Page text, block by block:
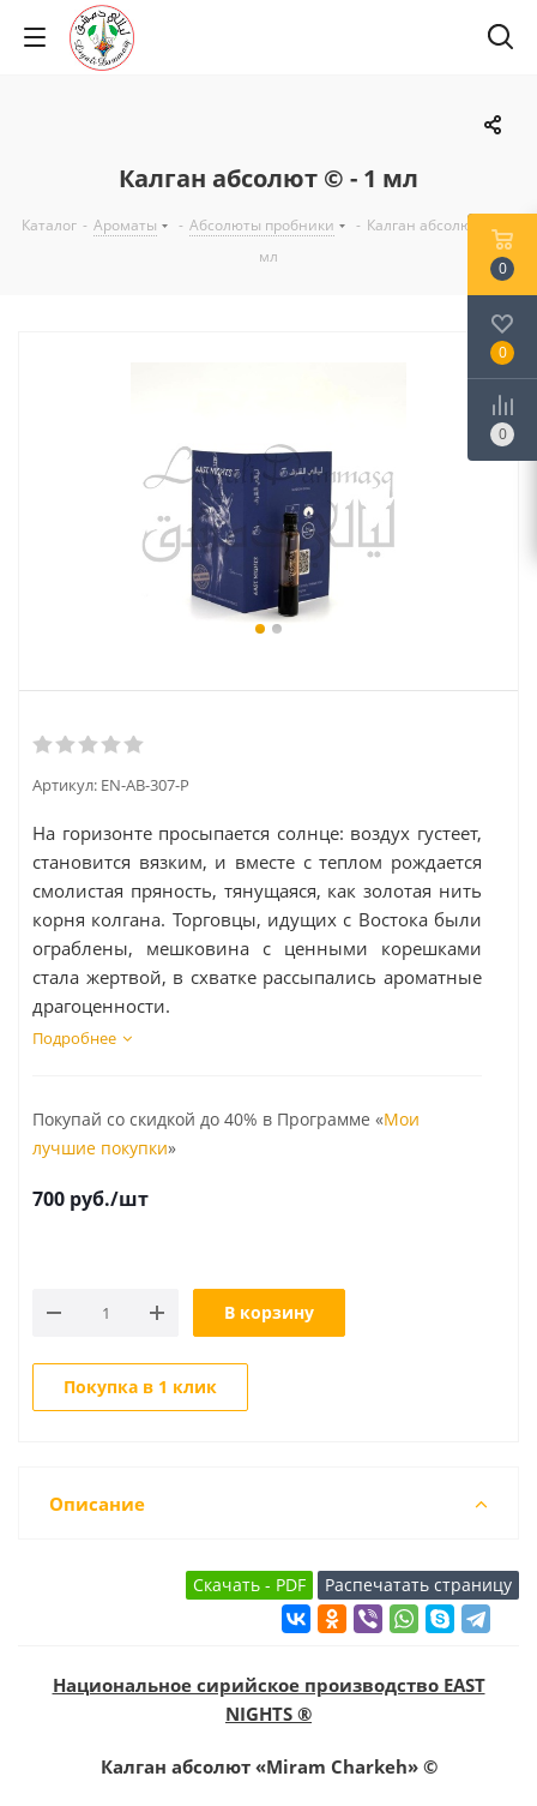
Калган абсолют © - 1 мл
Каталог - Ароматы - Абсолюты пробники - Калган абсолют © - 1
мл
Артикул: EN-AB-307-P
На горизонте просыпается солнце: воздух густеет,
становится вязким, и вместе с теплом рождается
смолистая пряность, тянущаяся, как золотая нить
корня колгана. Торговцы, идущих с Востока были
ограблены, мешковина с ценными корешками
стала жертвой, в схватке рассыпались ароматные
драгоценности.
Подробнее
Покупай со скидкой до 40% в Программе «Мои
лучшие покупки»
700 руб./шт
В корзину
Покупка в 1 клик
Описание
Национальное сирийское производство EAST
NIGHTS ®
Калган абсолют «Miram Charkeh» ©
0
0
0